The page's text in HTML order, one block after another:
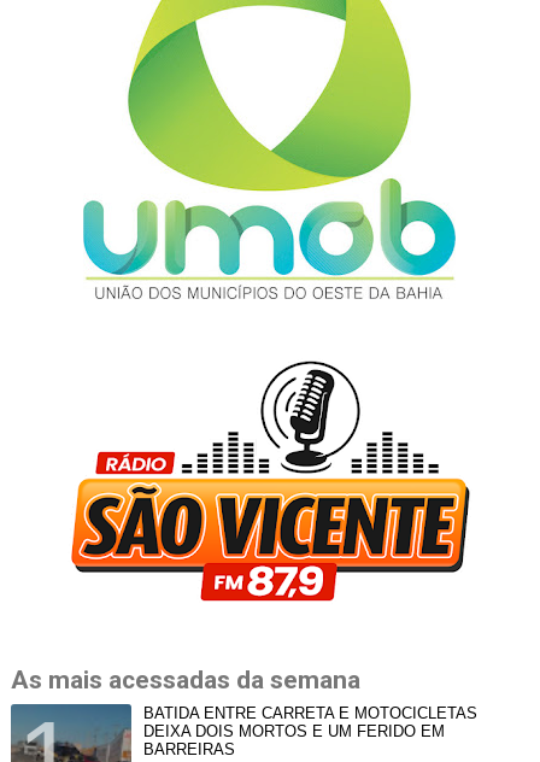
As mais acessadas da semana
BATIDA ENTRE CARRETA E MOTOCICLETAS
DEIXA DOIS MORTOS E UM FERIDO EM
BARREIRAS